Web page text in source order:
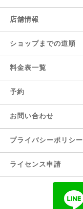
店舗情報
ショップまでの道順
料金表一覧
予約
お問い合わせ
プライバシーポリシー
ライセンス申請